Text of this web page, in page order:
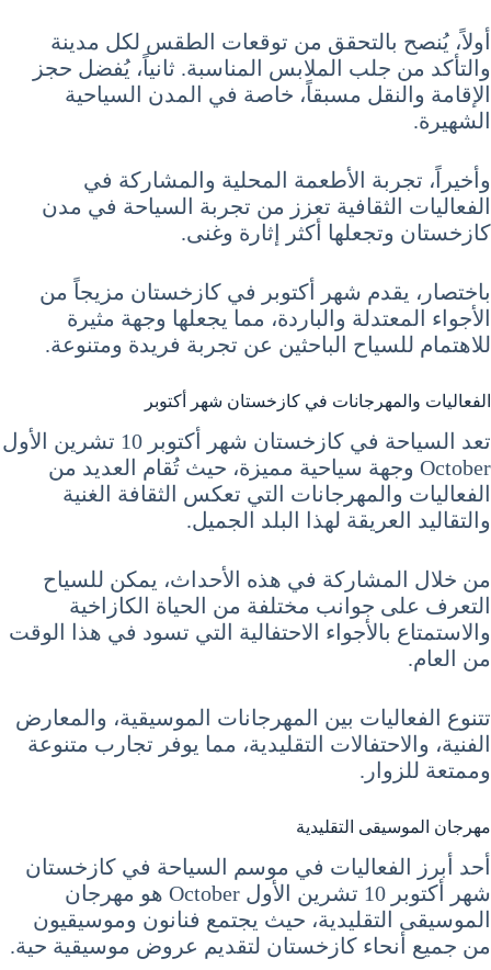
أولاً، يُنصح بالتحقق من توقعات الطقس لكل مدينة
والتأكد من جلب الملابس المناسبة. ثانياً، يُفضل حجز
الإقامة والنقل مسبقاً، خاصة في المدن السياحية
الشهيرة.
وأخيراً، تجربة الأطعمة المحلية والمشاركة في
الفعاليات الثقافية تعزز من تجربة السياحة في مدن
كازخستان وتجعلها أكثر إثارة وغنى.
باختصار، يقدم شهر أكتوبر في كازخستان مزيجاً من
الأجواء المعتدلة والباردة، مما يجعلها وجهة مثيرة
للاهتمام للسياح الباحثين عن تجربة فريدة ومتنوعة.
الفعاليات والمهرجانات في كازخستان شهر أكتوبر
تعد السياحة في كازخستان شهر أكتوبر 10 تشرين الأول
October وجهة سياحية مميزة، حيث تُقام العديد من
الفعاليات والمهرجانات التي تعكس الثقافة الغنية
والتقاليد العريقة لهذا البلد الجميل.
من خلال المشاركة في هذه الأحداث، يمكن للسياح
التعرف على جوانب مختلفة من الحياة الكازاخية
والاستمتاع بالأجواء الاحتفالية التي تسود في هذا الوقت
من العام.
تتنوع الفعاليات بين المهرجانات الموسيقية، والمعارض
الفنية، والاحتفالات التقليدية، مما يوفر تجارب متنوعة
وممتعة للزوار.
مهرجان الموسيقى التقليدية
أحد أبرز الفعاليات في موسم السياحة في كازخستان
شهر أكتوبر 10 تشرين الأول October هو مهرجان
الموسيقى التقليدية، حيث يجتمع فنانون وموسيقيون
من جميع أنحاء كازخستان لتقديم عروض موسيقية حية.